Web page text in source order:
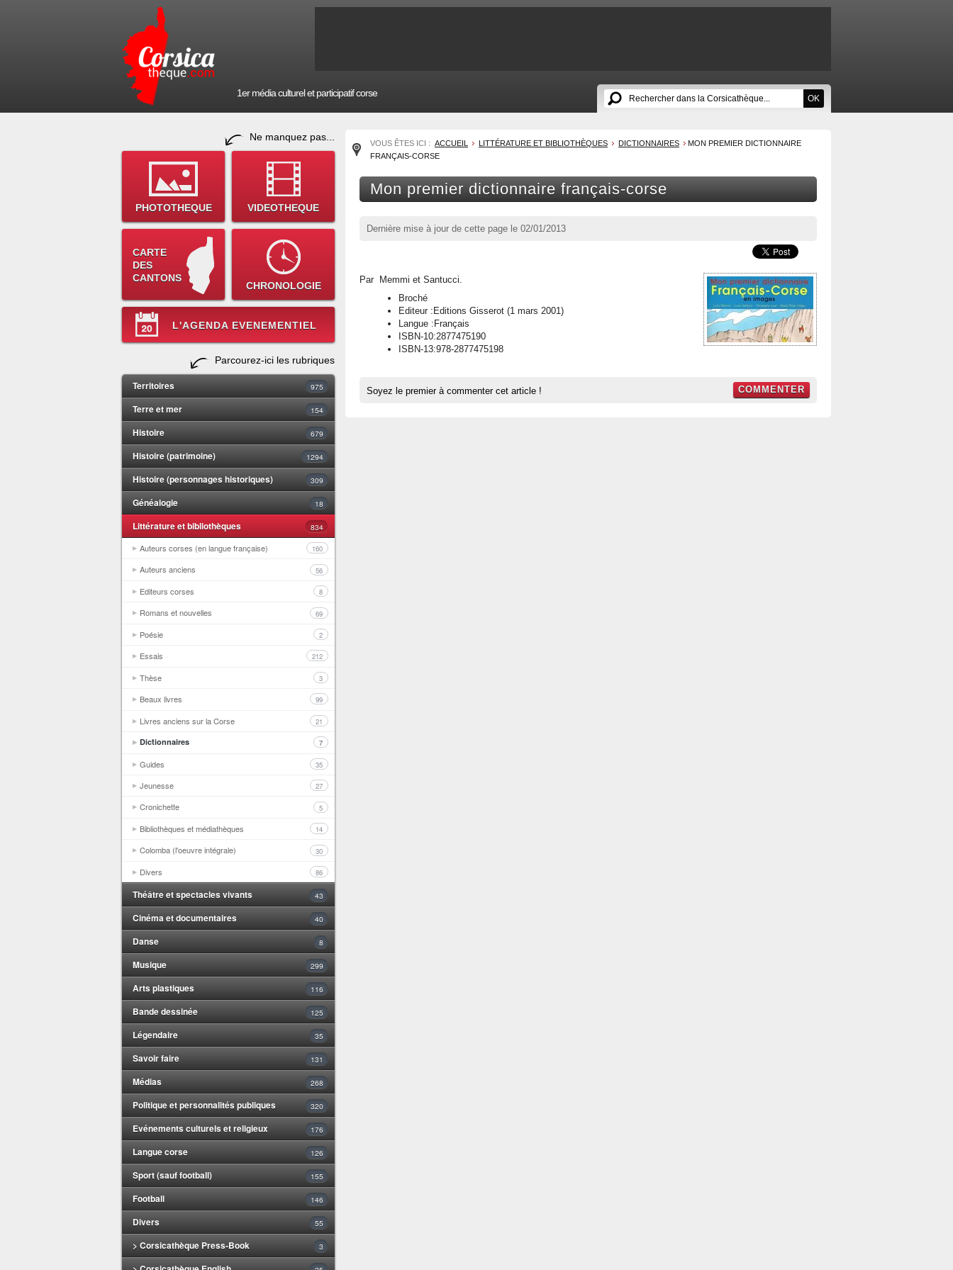
1er média culturel et participatif corse
Ne manquez pas...
PHOTOTHEQUE VIDEOTHEQUE
CARTE
DES
CANTONS
CHRONOLOGIE
L'AGENDA EVENEMENTIEL
Parcourez-ici les rubriques
Territoires 975
Terre et mer 154
Histoire 679
Histoire (patrimoine) 1294
Histoire (personnages historiques) 309
Généalogie 18
Littérature et bibliothèques 834
Auteurs corses (en langue française) 160
Auteurs anciens 56
Editeurs corses 8
Romans et nouvelles 69
Poésie 2
Essais 212
Thèse 3
Beaux livres 99
Livres anciens sur la Corse 21
Dictionnaires 7
Guides 35
Jeunesse 27
Cronichette 5
Bibliothèques et médiathèques 14
Colomba (l'oeuvre intégrale) 30
Divers 86
Théâtre et spectacles vivants 43
Cinéma et documentaires 40
Danse 8
Musique 299
Arts plastiques 116
Bande dessinée 125
Légendaire 35
Savoir faire 131
Médias 268
Politique et personnalités publiques 320
Evénements culturels et religieux 176
Langue corse 126
Sport (sauf football) 155
Football 146
Divers 55
> Corsicathèque Press-Book 3
VOUS ÊTES ICI : ACCUEIL LITTÉRATURE ET BIBLIOTHÈQUES DICTIONNAIRES
MON PREMIER DICTIONNAIRE
FRANÇAIS-CORSE
Mon premier dictionnaire français-corse
Dernière mise à jour de cette page le 02/01/2013
Par Memmi et Santucci.
Broché
Editeur :Editions Gisserot (1 mars 2001)
Langue :Français
ISBN-10:2877475190
ISBN-13:978-2877475198
Soyez le premier à commenter cet article ! COMMENTER